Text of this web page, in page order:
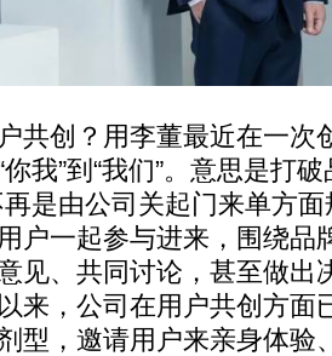
创？用李董最近在一次
我”到“我们”。意思是打
再是由公司关起门来单方
户一起参与进来，围绕品
见、共同讨论，甚至做出
，公司在用户共创方面
型，邀请用户来亲身体验